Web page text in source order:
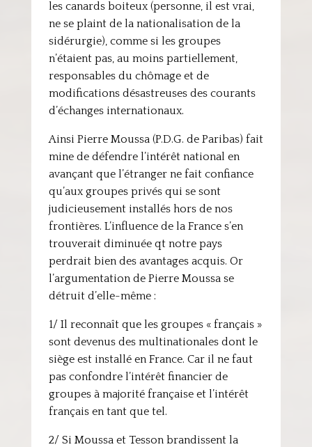
les canards boiteux (personne, il est vrai,
ne se plaint de la nationalisation de la
sidérurgie), comme si les groupes
n’étaient pas, au moins partiellement,
responsables du chômage et de
modifications désastreuses des courants
d’échanges internationaux.
Ainsi Pierre Moussa (P.D.G. de Paribas) fait
mine de défendre l’intérêt national en
avançant que l’étranger ne fait confiance
qu’aux groupes privés qui se sont
judicieusement installés hors de nos
frontières. L’influence de la France s’en
trouverait diminuée qt notre pays
perdrait bien des avantages acquis. Or
l’argumentation de Pierre Moussa se
détruit d’elle-même :
1/ Il reconnaît que les groupes « français »
sont devenus des multinationales dont le
siège est installé en France. Car il ne faut
pas confondre l’intérêt financier de
groupes à majorité française et l’intérêt
français en tant que tel.
2/ Si Moussa et Tesson brandissent la